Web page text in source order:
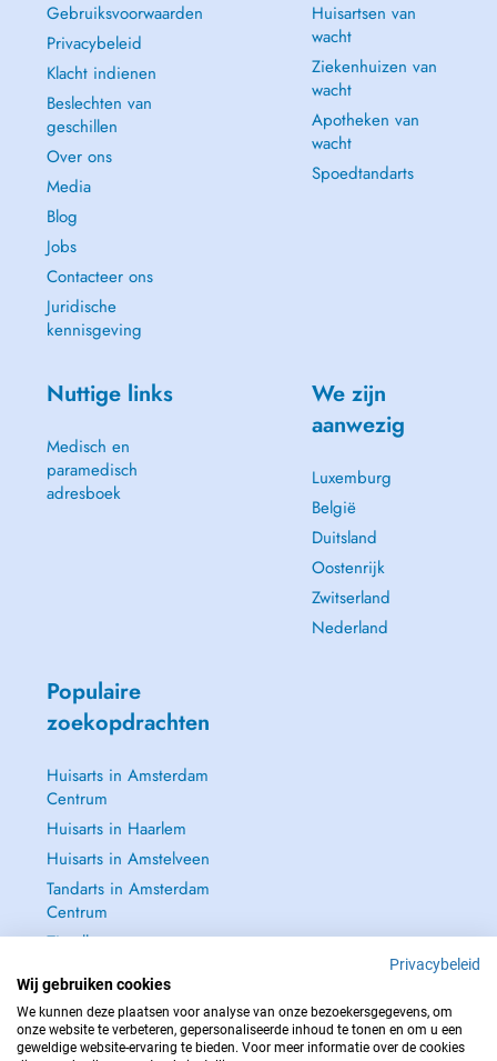
Gebruiksvoorwaarden
Privacybeleid
Klacht indienen
Beslechten van
geschillen
Over ons
Media
Blog
Jobs
Contacteer ons
Juridische
kennisgeving
Huisartsen van
wacht
Ziekenhuizen van
wacht
Apotheken van
wacht
Spoedtandarts
Nuttige links
Medisch en
paramedisch
adresboek
We zijn
aanwezig
Luxemburg
België
Duitsland
Oostenrijk
Zwitserland
Nederland
Populaire
zoekopdrachten
Huisarts in Amsterdam
Centrum
Huisarts in Haarlem
Huisarts in Amstelveen
Tandarts in Amsterdam
Centrum
Zie alle →
Privacybeleid
Wij gebruiken cookies
We kunnen deze plaatsen voor analyse van onze bezoekersgegevens, om
onze website te verbeteren, gepersonaliseerde inhoud te tonen en om u een
geweldige website-ervaring te bieden. Voor meer informatie over de cookies